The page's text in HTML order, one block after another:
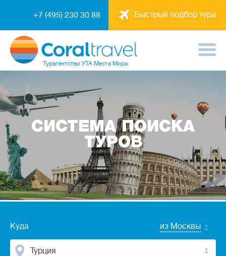
Быстрый подбор тура
+7 (495) 230 30 88
Турагентство УТА Места Мира
СИСТЕМА ПОИСКА
ТУРОВ
Куда из Москвы
Турция